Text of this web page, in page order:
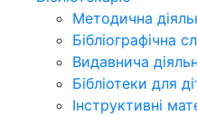
Методична
Бібліографічна
Видавнича
Бібліотеки для
Інструктивні